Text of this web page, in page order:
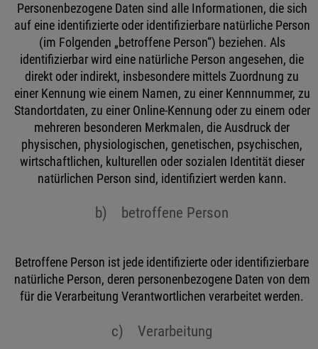
Personenbezogene Daten sind alle Informationen, die sich
auf eine identifizierte oder identifizierbare natürliche Person
(im Folgenden „betroffene Person“) beziehen. Als
identifizierbar wird eine natürliche Person angesehen, die
direkt oder indirekt, insbesondere mittels Zuordnung zu
einer Kennung wie einem Namen, zu einer Kennnummer, zu
Standortdaten, zu einer Online-Kennung oder zu einem oder
mehreren besonderen Merkmalen, die Ausdruck der
physischen, physiologischen, genetischen, psychischen,
wirtschaftlichen, kulturellen oder sozialen Identität dieser
natürlichen Person sind, identifiziert werden kann.
b) betroffene Person
Betroffene Person ist jede identifizierte oder identifizierbare
natürliche Person, deren personenbezogene Daten von dem
für die Verarbeitung Verantwortlichen verarbeitet werden.
c) Verarbeitung